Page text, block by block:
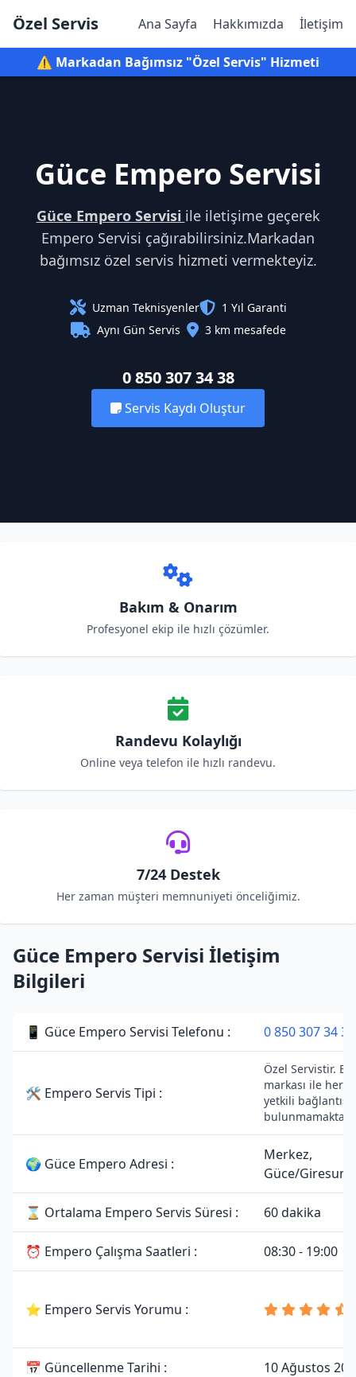
Özel Servis Ana Sayfa Hakkımızda İletişim
⚠️ Markadan Bağımsız "Özel Servis" Hizmeti
Güce Empero Servisi
Güce Empero Servisi ile iletişime geçerek
Empero Servisi çağırabilirsiniz.Markadan
bağımsız özel servis hizmeti vermekteyiz.
Uzman Teknisyenler
1 Yıl Garanti
Aynı Gün Servis
3 km mesafede
0 850 307 34 38
Servis Kaydı Oluştur
Bakım & Onarım
Profesyonel ekip ile hızlı çözümler.
Randevu Kolaylığı
Online veya telefon ile hızlı randevu.
7/24 Destek
Her zaman müşteri memnuniyeti önceliğimiz.
Güce Empero Servisi İletişim
Bilgileri
📱 Güce Empero Servisi Telefonu : 0 850 307 34 38
🛠 Empero Servis Tipi :
Özel Servistir.
markası ile
yetkili bağlantısı
🌍 Güce Empero Adresi :
Merkez,
Güce/Giresun
⌛ Ortalama Empero Servis Süresi : 60 dakika
⏰ Empero Çalışma Saatleri : 08:30 - 19:00
⭐ Empero Servis Yorumu :
📅 Güncellenme Tarihi : 10 Ağustos